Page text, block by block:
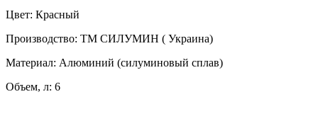
Цвет: Красный
Производство: ТМ СИЛУМИН ( Украина)
Материал: Алюминий (силуминовый сплав)
Объем, л: 6